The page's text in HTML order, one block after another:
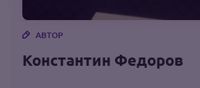
АВТОР
Константин Федоров